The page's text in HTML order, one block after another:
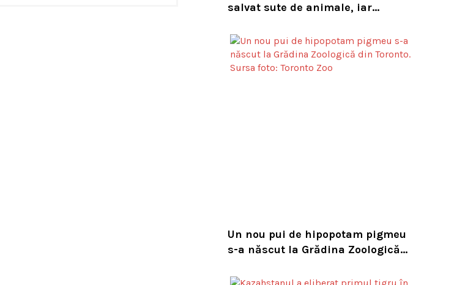
salvat sute de animale, iar
de intervenție
Un nou pui de hipopotam pigmeu
s-a născut la Grădina Zoologică
dispariție